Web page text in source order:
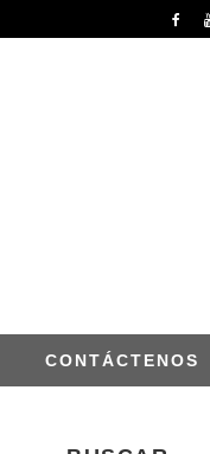
CONTÁCTENOS